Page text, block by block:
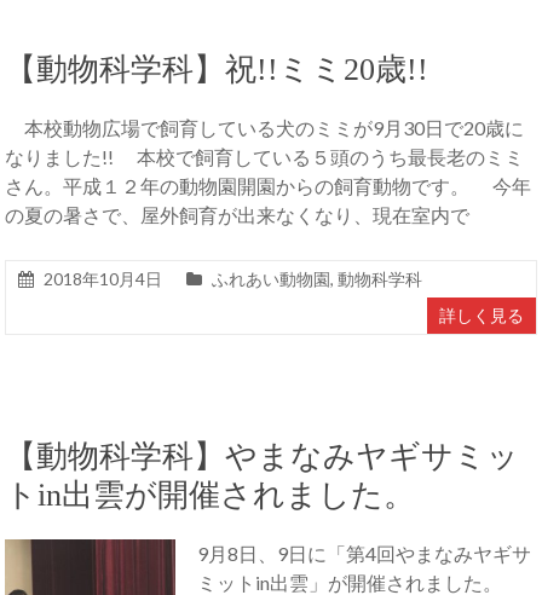
【動物科学科】祝!!ミミ20歳!!
本校動物広場で飼育している犬のミミが9月30日で20歳に
なりました!! 本校で飼育している５頭のうち最長老のミミ
さん。平成１２年の動物園開園からの飼育動物です。 今年
の夏の暑さで、屋外飼育が出来なくなり、現在室内で
2018年10月4日 ふれあい動物園,動物科学科
詳しく見る
【動物科学科】やまなみヤギサミッ
トin出雲が開催されました。
9月8日、9日に「第4回やまなみヤギサ
ミットin出雲」が開催されました。